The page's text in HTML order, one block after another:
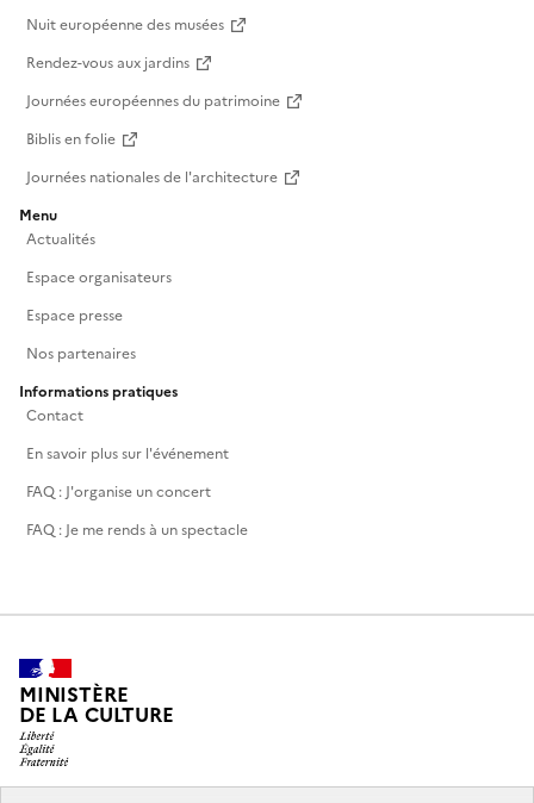
Nuit européenne des musées
Rendez-vous aux jardins
Journées européennes du patrimoine
Biblis en folie
Journées nationales de l'architecture
Menu
Actualités
Espace organisateurs
Espace presse
Nos partenaires
Informations pratiques
Contact
En savoir plus sur l'événement
FAQ : J'organise un concert
FAQ : Je me rends à un spectacle
MINISTÈRE
DE LA CULTURE